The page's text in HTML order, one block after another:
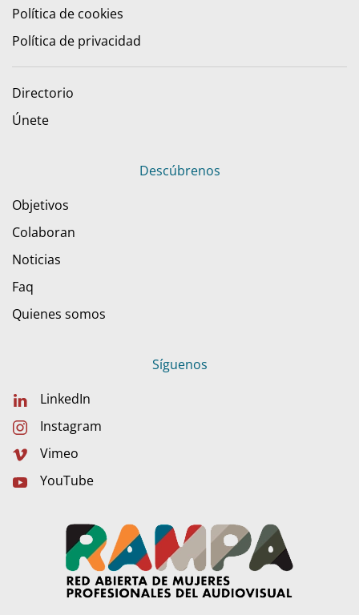
Política de cookies
Política de privacidad
Directorio
Únete
Descúbrenos
Objetivos
Colaboran
Noticias
Faq
Quienes somos
Síguenos
LinkedIn
Instagram
Vimeo
YouTube